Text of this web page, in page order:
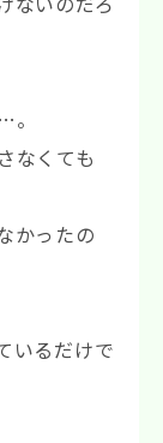
なくても
かったの
いるだけで